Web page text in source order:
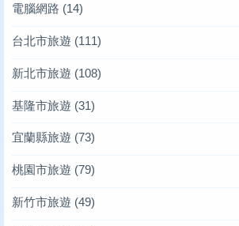
電腦網路 (14)
台北市旅遊 (111)
新北市旅遊 (108)
基隆市旅遊 (31)
宜蘭縣旅遊 (73)
桃園市旅遊 (79)
新竹市旅遊 (49)